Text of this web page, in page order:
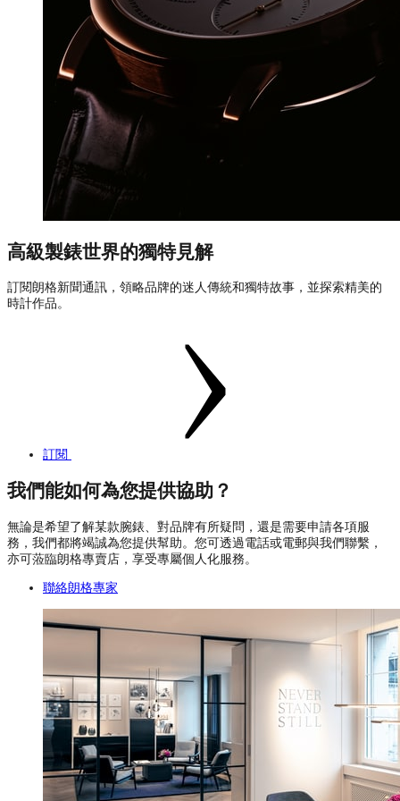
高級製錶世界的獨特見解
訂閱朗格新聞通訊，領略品牌的迷人傳統和獨特故事，並探索精美的
時計作品。
訂閱
我們能如何為您提供協助？
無論是希望了解某款腕錶、對品牌有所疑問，還是需要申請各項服
務，我們都將竭誠為您提供幫助。您可透過電話或電郵與我們聯繫，
亦可蒞臨朗格專賣店，享受專屬個人化服務。
聯絡朗格專家